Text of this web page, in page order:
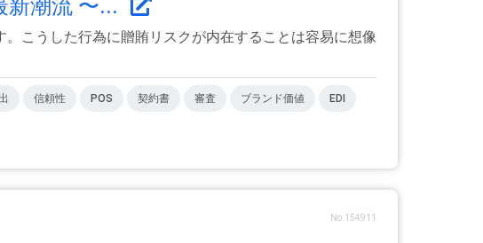
潮流 〜...
こうした行為に贈賄リスクが内在することは容易に想像
信頼性 POS 契約書 審査 ブランド価値 EDI
No.154911